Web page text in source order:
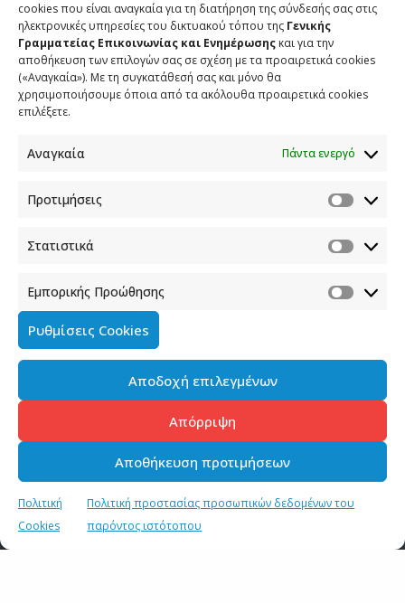
cookies που είναι αναγκαία για τη διατήρηση της σύνδεσής σας στις
ηλεκτρονικές υπηρεσίες του δικτυακού τόπου της Γενικής
Γραμματείας Επικοινωνίας και Ενημέρωσης και για την
αποθήκευση των επιλογών σας σε σχέση με τα προαιρετικά cookies
(«Αναγκαία»). Με τη συγκατάθεσή σας και μόνο θα
χρησιμοποιήσουμε όποια από τα ακόλουθα προαιρετικά cookies
επιλέξετε.
Αναγκαία Πάντα ενεργό
Προτιμήσεις
Στατιστικά
Εμπορικής Προώθησης
Ρυθμίσεις Cookies
Αποδοχή επιλεγμένων
Απόρριψη
Αποθήκευση προτιμήσεων
Πολιτική
Cookies
Πολιτική προστασίας προσωπικών δεδομένων του
παρόντος ιστότοπου